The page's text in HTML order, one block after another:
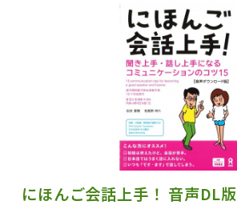
にほんご会話上手！ 音声DL版